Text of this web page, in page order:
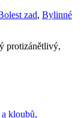
zad, Bylinné
protizánětlivý,